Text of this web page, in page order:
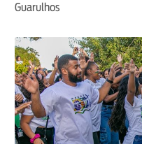
Guarulhos